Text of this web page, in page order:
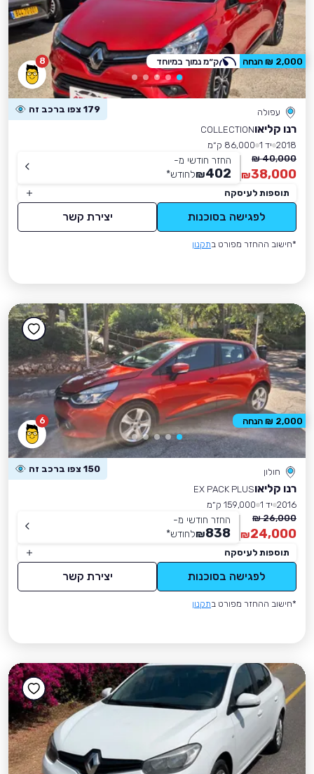
8
עפולה 179 צפו ברכב זה
רנו קליאוCOLLECTION
2018 יד 1
86,000 ק״מ
40,000 ₪
38,000
₪
החזר חודשי מ-
402
₪לחודש*
תוספות לעיסקה
לפגישה בסוכנות יצירת קשר
*חישוב ההחזר מפורט בתקנון
2,000 ₪ הנחה ק״מ נמוך במיוחד
6
חולון 150 צפו ברכב זה
רנו קליאוEX PACK PLUS
2016 יד 1
159,000 ק״מ
26,000 ₪
24,000
₪
החזר חודשי מ-
838
₪לחודש*
תוספות לעיסקה
לפגישה בסוכנות יצירת קשר
*חישוב ההחזר מפורט בתקנון
2,000 ₪ הנחה